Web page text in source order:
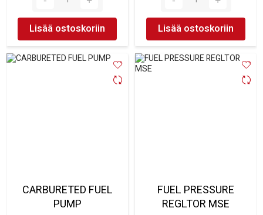
Lisää ostoskoriin Lisää ostoskoriin
CARBURETED FUEL
PUMP
FUEL PRESSURE
REGLTOR MSE